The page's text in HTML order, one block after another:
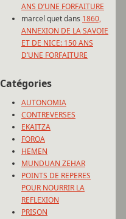
ANS D’UNE FORFAITURE
marcel quetdans 1860,
ANNEXION DE LA SAVOIE
ET DE NICE: 150 ANS
D’UNE FORFAITURE
Catégories
AUTONOMIA
CONTREVERSES
EKAITZA
FOROA
HEMEN
MUNDUAN ZEHAR
POINTS DE REPERES
POUR NOURRIR LA
REFLEXION
PRISON